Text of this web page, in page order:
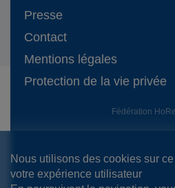
Nous utilisons des cookies sur
votre expérience utilisateur
Presse
Contact
Mentions légales
Protection de la vie privée
Fédération